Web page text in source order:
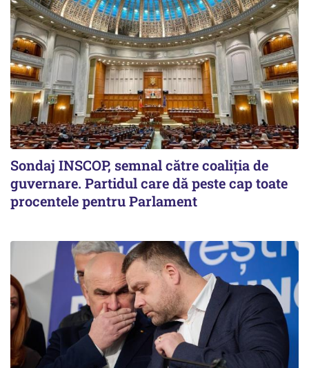
Sondaj INSCOP, semnal către coaliția de
guvernare. Partidul care dă peste cap toate
procentele pentru Parlament